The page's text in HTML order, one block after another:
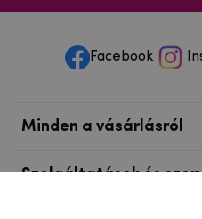
Facebook
Minden a vásárlásról
Szolgáltatások és